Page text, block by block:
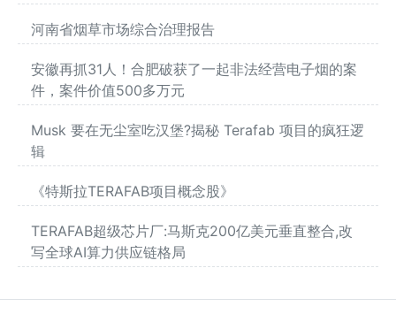
河南省烟草市场综合治理报告
安徽再抓31人！合肥破获了一起非法经营电子烟的案
件，案件价值500多万元
Musk 要在无尘室吃汉堡?揭秘 Terafab 项目的疯狂逻
辑
《特斯拉TERAFAB项目概念股》
TERAFAB超级芯片厂:马斯克200亿美元垂直整合,改
写全球AI算力供应链格局